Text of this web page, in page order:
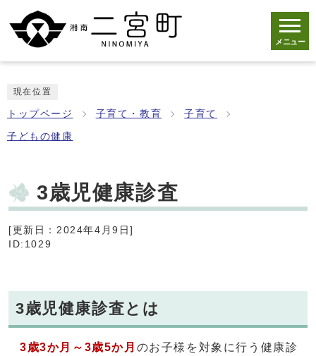
メニュー
現在位置
トップページ 子育て・教育 子育て
子どもの健康
3歳児健康診査
[更新日：2024年4月9日]
ID:1029
3歳児健康診査とは
3歳3か月～3歳5か月 のお子様を対象に行う健康診